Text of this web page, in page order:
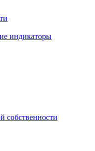
индикаторы
собственности